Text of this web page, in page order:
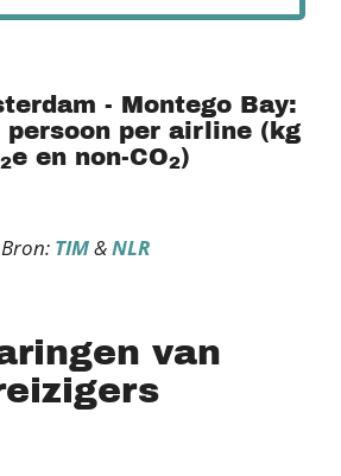
- Montego Bay:
per airline (kg
2e en non-CO2)
Bron: TIM&NLR
van